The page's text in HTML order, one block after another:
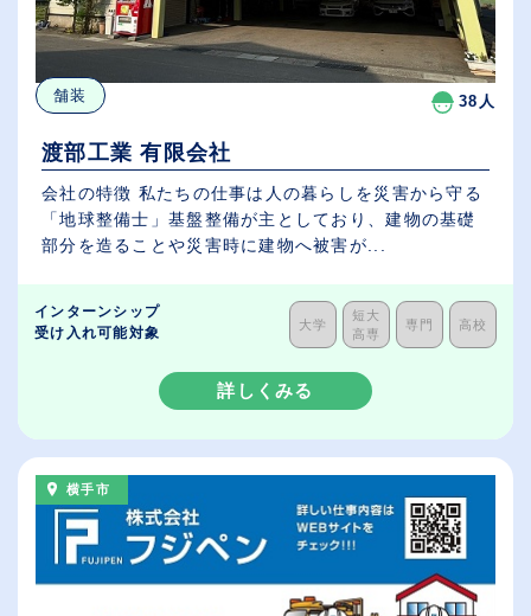
舗装 38人
渡部工業 有限会社
会社の特徴 私たちの仕事は人の暮らしを災害から守る
「地球整備士」基盤整備が主としており、建物の基礎
部分を造ることや災害時に建物へ被害が...
インターンシップ
受け入れ可能対象
大学
短大
高専
専門 高校
詳しくみる
横手市